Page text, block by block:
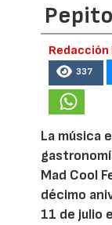
337
La música
Mad Cool
décimo
11 de julio